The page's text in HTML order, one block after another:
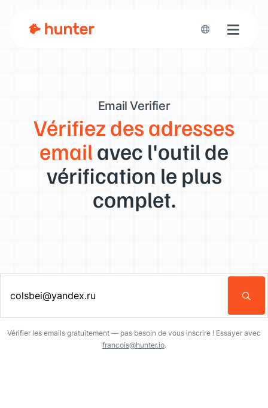
Toggle
Email Verifier
Vérifiez des adresses
email avec l'outil de
vérification le plus
complet.
Entrez une adresse email…
Vérifier les emails gratuitement — pas besoin de vous inscrire ! Essayer avec
francois@hunter.io.